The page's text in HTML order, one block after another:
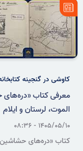
فعالیت‌های آموزشی و
می‌کند.
کاوشی در گنجینه
معرفی کتاب «دره‌های
الموت، لرستان و ایلام
۱۴۰۵/۰۵/۱۰ - ۰۸:۳۶
کتاب «دره‌های حشاشین و